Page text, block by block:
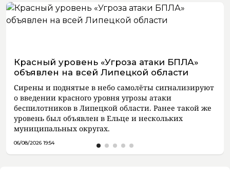
Красный уровень «Угроза атаки БПЛА»
объявлен на всей Липецкой области
Сирены и поднятые в небо самолёты сигнализируют
о введении красного уровня угрозы атаки
беспилотников в Липецкой области. Ранее такой же
уровень был объявлен в Ельце и нескольких
муниципальных округах.
06/08/2026 19:54